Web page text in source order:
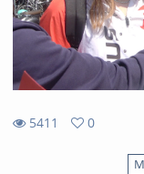
5411
0